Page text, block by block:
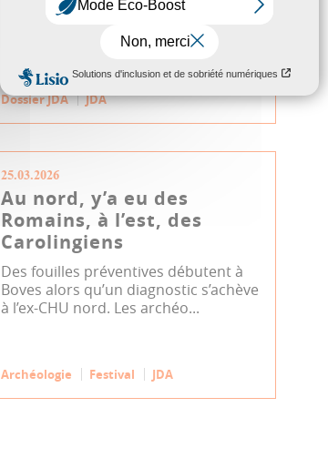
Environnement
Biodiversité
Dossier JDA
JDA
25.03.2026
Au nord, y’a eu des
Romains, à l’est, des
Carolingiens
Des fouilles préventives débutent à
Boves alors qu’un diagnostic s’achève
à l’ex-CHU nord. Les archéo...
Archéologie Festival JDA